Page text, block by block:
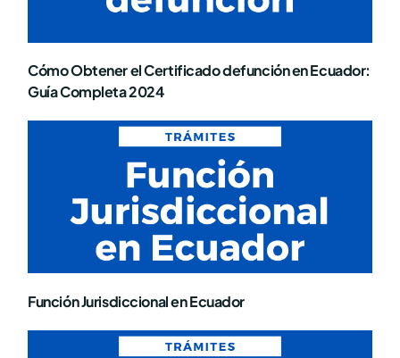
Cómo Obtener el Certificado defunción en Ecuador:
Guía Completa 2024
Función Jurisdiccional en Ecuador